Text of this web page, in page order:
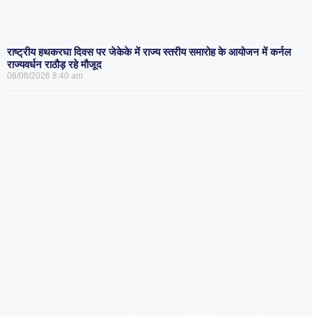
राष्ट्रीय हथकरघा दिवस पर जेकेके में राज्य स्तरीय समारोह के आयोजन में कर्नल
राज्यवर्धन राठौड़ रहे मौजूद
08/08/2026 8:40 am